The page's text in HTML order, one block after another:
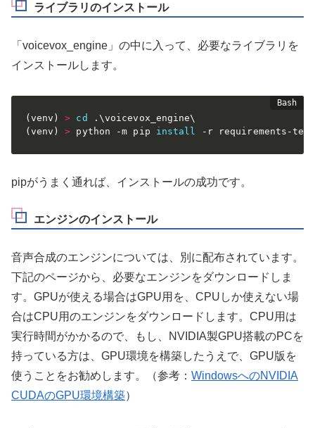
ライブラリのインストール
「voicevox_engine」の中に入って、必要なライブラリを
インストールします。
( venv ) > cd
( venv ) > python -m pip install -r requirements-
pipがうまく通れば、インストールの成功です。
エンジンのインストール
音声合成のエンジンについては、別に配布されています。
下記のページから、必要なエンジンをダウンロードしま
す。GPUが使える場合はGPU用を、CPUしか使えない場
合はCPU用のエンジンをダウンロードします。CPU用は
実行時間がかかるので、もし、NVIDIA製GPU搭載のPCを
持っている方は、GPU環境を構築したうえで、GPU版を
使うことをお勧めします。（参考： WindowsへのNVIDIA
CUDAのGPU環境構築）